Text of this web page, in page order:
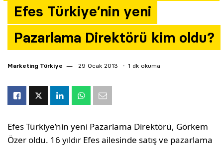
Efes Türkiye’nin yeni
Pazarlama Direktörü kim oldu?
Marketing Türkiye 29 Ocak 2013 1 dk okuma
Efes Türkiye’nin yeni Pazarlama Direktörü, Görkem
Özer oldu. 16 yıldır Efes ailesinde satış ve pazarlama
Yazarlar
Araştırma